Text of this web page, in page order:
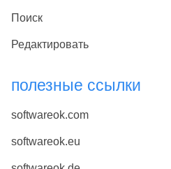
Поиск
Редактировать
полезные ссылки
softwareok.com
softwareok.eu